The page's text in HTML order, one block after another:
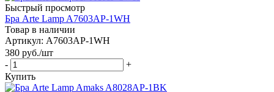
Быстрый просмотр
Бра Arte Lamp A7603AP-1WH
Товар в наличии
Артикул: A7603AP-1WH
380 руб./шт
-
+
Купить